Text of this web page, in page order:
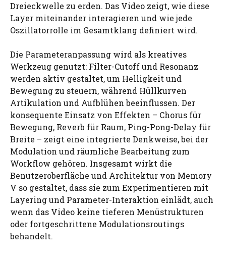
Dreieckwelle zu erden. Das Video zeigt, wie diese
Layer miteinander interagieren und wie jede
Oszillatorrolle im Gesamtklang definiert wird.
Die Parameteranpassung wird als kreatives
Werkzeug genutzt: Filter-Cutoff und Resonanz
werden aktiv gestaltet, um Helligkeit und
Bewegung zu steuern, während Hüllkurven
Artikulation und Aufblühen beeinflussen. Der
konsequente Einsatz von Effekten – Chorus für
Bewegung, Reverb für Raum, Ping-Pong-Delay für
Breite – zeigt eine integrierte Denkweise, bei der
Modulation und räumliche Bearbeitung zum
Workflow gehören. Insgesamt wirkt die
Benutzeroberfläche und Architektur von Memory
V so gestaltet, dass sie zum Experimentieren mit
Layering und Parameter-Interaktion einlädt, auch
wenn das Video keine tieferen Menüstrukturen
oder fortgeschrittene Modulationsroutings
behandelt.